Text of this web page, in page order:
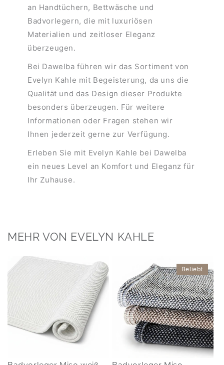
an Handtüchern, Bettwäsche und
Badvorlegern, die mit luxuriösen
Materialien und zeitloser Eleganz
überzeugen.
Bei Dawelba führen wir das Sortiment von
Evelyn Kahle mit Begeisterung, da uns die
Qualität und das Design dieser Produkte
besonders überzeugen. Für weitere
Informationen oder Fragen stehen wir
Ihnen jederzeit gerne zur Verfügung.
Erleben Sie mit Evelyn Kahle bei Dawelba
ein neues Level an Komfort und Eleganz für
Ihr Zuhause.
MEHR VON EVELYN KAHLE
Beliebt